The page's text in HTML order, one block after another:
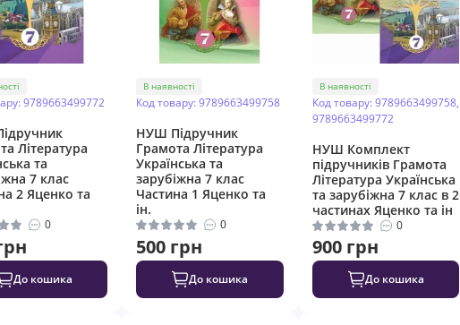
9789663499772
Література
та
7 клас
2 Яценко та
0
До кошика
В наявності
Код товару: 9789663499758
НУШ Підручник
Грамота Література
Українська та
зарубіжна 7 клас
Частина 1 Яценко та
ін.
0
500 грн
До кошика
В наявності
Код товару: 9789663499758,
9789663499772
НУШ Комплект
підручників Грамота
Література Українська
та зарубіжна 7 клас в 2
частинах Яценко та ін
0
900 грн
До кошика